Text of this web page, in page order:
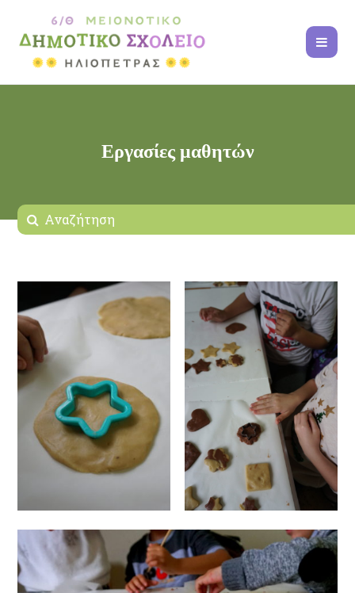
Εργασίες μαθητών